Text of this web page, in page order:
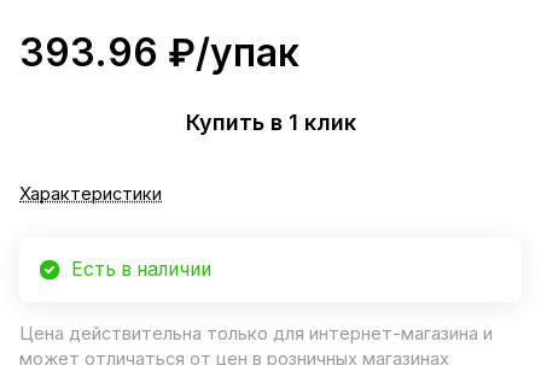
393.96 ₽/упак
Купить в 1 клик
Характеристики
Есть в наличии
Цена действительна только для интернет-магазина и
может отличаться от цен в розничных магазинах